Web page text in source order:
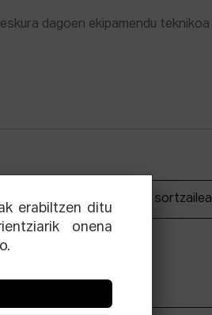
eskura dagoen ekipamendu teknikoa
Ekoizpen sortzailea
erabiltzen ditu
onena